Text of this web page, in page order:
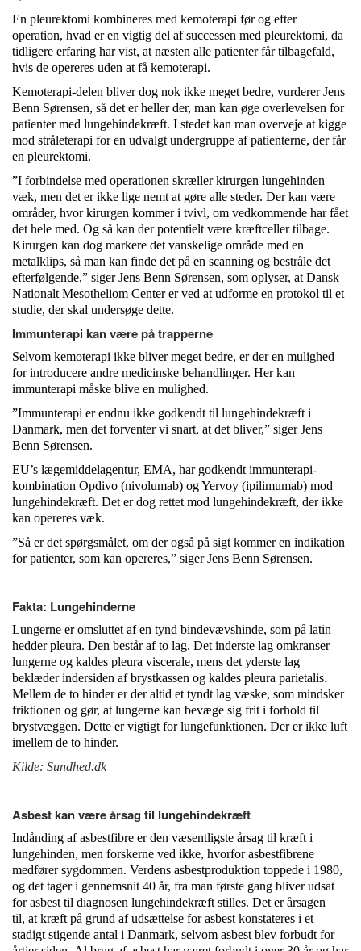
En pleurektomi kombineres med kemoterapi før og efter
operation, hvad er en vigtig del af successen med pleurektomi, da
tidligere erfaring har vist, at næsten alle patienter får tilbagefald,
hvis de opereres uden at få kemoterapi.
Kemoterapi-delen bliver dog nok ikke meget bedre, vurderer Jens
Benn Sørensen, så det er heller der, man kan øge overlevelsen for
patienter med lungehindekræft. I stedet kan man overveje at kigge
mod stråleterapi for en udvalgt undergruppe af patienterne, der får
en pleurektomi.
”I forbindelse med operationen skræller kirurgen lungehinden
væk, men det er ikke lige nemt at gøre alle steder. Der kan være
områder, hvor kirurgen kommer i tvivl, om vedkommende har fået
det hele med. Og så kan der potentielt være kræftceller tilbage.
Kirurgen kan dog markere det vanskelige område med en
metalklips, så man kan finde det på en scanning og bestråle det
efterfølgende,” siger Jens Benn Sørensen, som oplyser, at Dansk
Nationalt Mesotheliom Center er ved at udforme en protokol til et
studie, der skal undersøge dette.
Immunterapi kan være på trapperne
Selvom kemoterapi ikke bliver meget bedre, er der en mulighed
for introducere andre medicinske behandlinger. Her kan
immunterapi måske blive en mulighed.
”Immunterapi er endnu ikke godkendt til lungehindekræft i
Danmark, men det forventer vi snart, at det bliver,” siger Jens
Benn Sørensen.
EU’s lægemiddelagentur, EMA, har godkendt immunterapi-
kombination Opdivo (nivolumab) og Yervoy (ipilimumab) mod
lungehindekræft. Det er dog rettet mod lungehindekræft, der ikke
kan opereres væk.
”Så er det spørgsmålet, om der også på sigt kommer en indikation
for patienter, som kan opereres,” siger Jens Benn Sørensen.
Fakta: Lungehinderne
Lungerne er omsluttet af en tynd bindevævshinde, som på latin
hedder pleura. Den består af to lag. Det inderste lag omkranser
lungerne og kaldes pleura viscerale, mens det yderste lag
beklæder indersiden af brystkassen og kaldes pleura parietalis.
Mellem de to hinder er der altid et tyndt lag væske, som mindsker
friktionen og gør, at lungerne kan bevæge sig frit i forhold til
brystvæggen. Dette er vigtigt for lungefunktionen. Der er ikke luft
imellem de to hinder.
Kilde: Sundhed.dk
Asbest kan være årsag til lungehindekræft
Indånding af asbestfibre er den væsentligste årsag til kræft i
lungehinden, men forskerne ved ikke, hvorfor asbestfibrene
medfører sygdommen. Verdens asbestproduktion toppede i 1980,
og det tager i gennemsnit 40 år, fra man første gang bliver udsat
forasbest til diagnosen lungehindekræft stilles. Det er årsagen
til, at kræft på grund af udsættelse forasbest konstateres i et
stadigt stigende antal i Danmark, selvom asbest blev forbudt for